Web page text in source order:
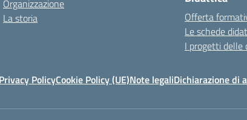
Organizzazione
La storia
Offerta
Le schede
I progetti delle
Privacy PolicyCookie Policy (UE)Note legaliDichiarazione di